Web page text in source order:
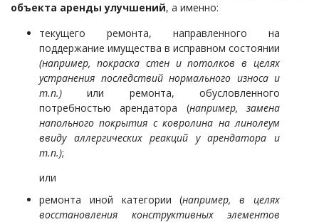
объекта аренды улучшений, а именно:
текущего ремонта, направленного на
поддержание имущества в исправном состоянии
(например, покраска стен и потолков в целях
устранения последствий нормального износа и
т.п.) или ремонта, обусловленного
потребностью арендатора (например, замена
напольного покрытия с ковролина на линолеум
ввиду аллергических реакций у арендатора и
т.п.);
или
ремонта иной категории (например, в целях
восстановления конструктивных элементов